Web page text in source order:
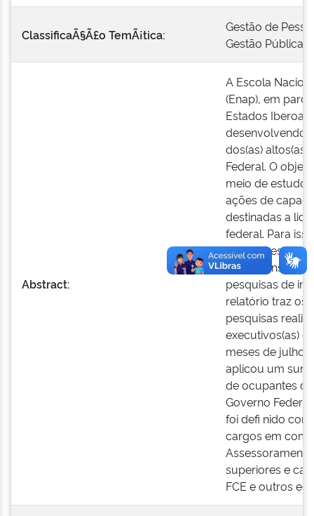
ClassificaÃ§Ã£o TemÃ¡tica:
Gestão de
Gestão Pública
Abstract:
A Escola
(Enap), em
Estados
desenvolvendo
dos(as)
Federal. O
meio de
ações de
destinadas a
federal. Para
um processo
um(a)
pesquisas de
relatório traz os
pesquisas
executivos(as)
meses de julho
aplicou um
de ocupantes
Governo
foi defi nido
cargos em
superiores e
FCE e outros